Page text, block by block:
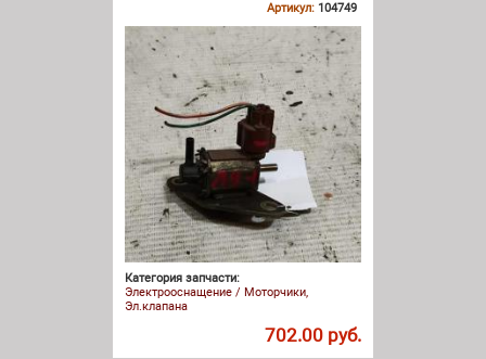
Артикул: 104749
Категория запчасти:
Электрооснащение / Моторчики,
Эл.клапана
702.00 руб.